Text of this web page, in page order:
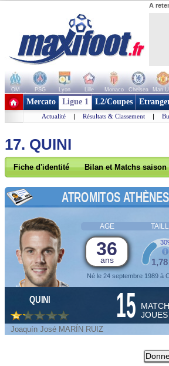
A
OM PSG Lyon Lille Monaco Chelsea Man
+ de clubs
Mercato Ligue 1 L2/Coupes
Actualité | Résultats & Classement |
17. QUINI
Fiche d'identité Bilan et Matchs saison
ATROMITOS ATHÈNES
AGE
36
ans
Né le 24 septembre 1989 à
QUINI 15 JOUES
Joaquín José MARÍN RUIZ